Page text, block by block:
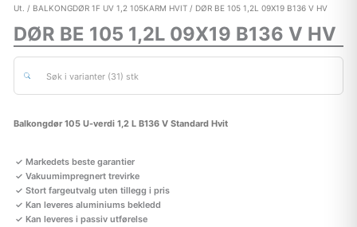
Ut.
/ BALKONGDØR 1F UV 1,2 105KARM HVIT/ DØR BE 105 1,2L 09X19 B136 V HV
DØR BE 105 1,2L 09X19 B136 V HV
Søk i varianter (31) stk
Balkongdør 105 U-verdi 1,2 L B136 V Standard Hvit
Markedets beste garantier
Vakuumimpregnert trevirke
Stort fargeutvalg uten tillegg i pris
Kan leveres aluminiums bekledd
Kan leveres i passiv utførelse